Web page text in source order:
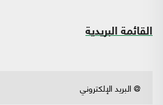
القائمة البريدية